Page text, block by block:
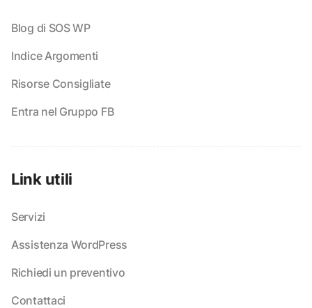
Blog di SOS WP
Indice Argomenti
Risorse Consigliate
Entra nel Gruppo FB
Link utili
Servizi
Assistenza WordPress
Richiedi un preventivo
Contattaci